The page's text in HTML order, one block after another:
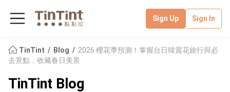
Sign Up Sign In
TinTint Blog
2026 櫻花季預測！掌握台日韓賞花旅行與必
去景點，收藏春日美景
TinTint Blog